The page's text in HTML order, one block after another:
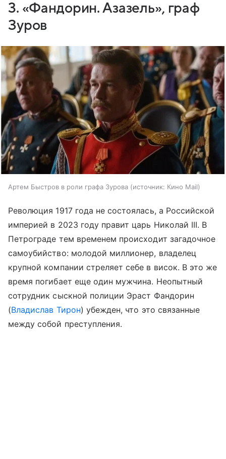
3. «Фандорин. Азазель», граф
Зуров
Артем Быстров в роли графа Зурова источник: Кино Mail
Революция 1917 года не состоялась, а Российской
империей в 2023 году правит царь Николай III. В
Петрограде тем временем происходит загадочное
самоубийство: молодой миллионер, владелец
крупной компании стреляет себе в висок. В это же
время погибает еще один мужчина. Неопытный
сотрудник сыскной полиции Эраст Фандорин
(Владислав Тирон) убежден, что это связанные
между собой преступления.